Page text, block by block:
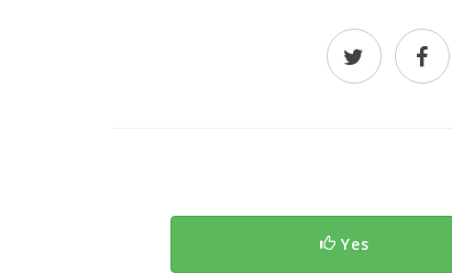
Yes